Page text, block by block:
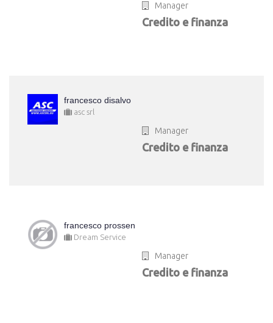
Manager
Credito e finanza
francesco disalvo
asc srl
Manager
Credito e finanza
francesco prossen
Dream Service
Manager
Credito e finanza